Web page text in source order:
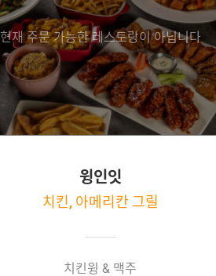
현재 주문 가능한 레스토랑이 아닙니다
윙인잇
치킨, 아메리칸 그릴
치킨윙 & 맥주